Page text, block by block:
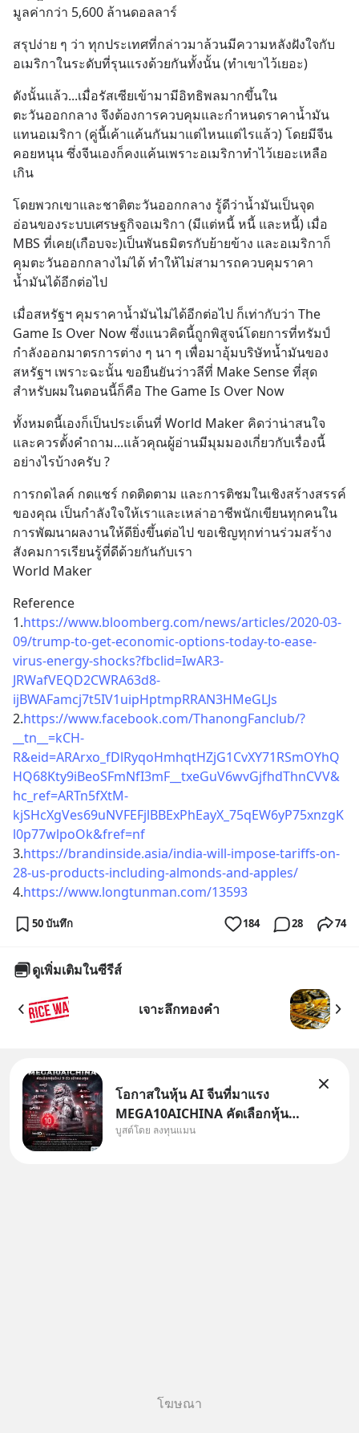
มูลค่ากว่า 5,600 ล้านดอลลาร์
สรุปง่าย ๆ ว่า ทุกประเทศที่กล่าวมาล้วนมีความหลังฝังใจกับ
อเมริกาในระดับที่รุนแรงด้วยกันทั้งนั้น (ทำเขาไว้เยอะ)
ดังนั้นแล้ว...เมื่อรัสเซียเข้ามามีอิทธิพลมากขึ้นใน
ตะวันออกกลาง จึงต้องการควบคุมและกำหนดราคาน้ำมัน
แทนอเมริกา (คู่นี้เค้าแค้นกันมาแต่ไหนแต่ไรแล้ว) โดยมีจีน
คอยหนุน ซึ่งจีนเองก็คงแค้นเพราะอเมริกาทำไว้เยอะเหลือ
เกิน
โดยพวกเขาและชาติตะวันออกกลาง รู้ดีว่าน้ำมันเป็นจุด
อ่อนของระบบเศรษฐกิจอเมริกา (มีแต่หนี้ หนี้ และหนี้) เมื่อ
MBS ที่เคย(เกือบจะ)เป็นพันธมิตรกับย้ายข้าง และอเมริกาก็
คุมตะวันออกกลางไม่ได้ ทำให้ไม่สามารถควบคุมราคา
น้ำมันได้อีกต่อไป
เมื่อสหรัฐฯ คุมราคาน้ำมันไม่ได้อีกต่อไป ก็เท่ากับว่า The
Game Is Over Now ซึ่งแนวคิดนี้ถูกพิสูจน์โดยการที่ทรัมป์
กำลังออกมาตรการต่าง ๆ นา ๆ เพื่อมาอุ้มบริษัทน้ำมันของ
สหรัฐฯ เพราะฉะนั้น ขอยืนยันว่าวลีที่ Make Sense ที่สุด
สำหรับผมในตอนนี้ก็คือ The Game Is Over Now
ทั้งหมดนี้เองก็เป็นประเด็นที่ World Maker คิดว่าน่าสนใจ
และควรตั้งคำถาม...แล้วคุณผู้อ่านมีมุมมองเกี่ยวกับเรื่องนี้
อย่างไรบ้างครับ ?
การกดไลค์ กดแชร์ กดติดตาม และการติชมในเชิงสร้างสรรค์
ของคุณ เป็นกำลังใจให้เราและเหล่าอาชีพนักเขียนทุกคนใน
การพัฒนาผลงานให้ดียิ่งขึ้นต่อไป ขอเชิญทุกท่านร่วมสร้าง
สังคมการเรียนรู้ที่ดีด้วยกันกับเรา
World Maker
Reference
1.https://www.bloomberg.com/news/articles/2020-03-
09/trump-to-get-economic-options-today-to-ease-
virus-energy-shocks?fbclid=IwAR3-
JRWafVEQD2CWRA63d8-
ijBWAFamcj7t5IV1uipHptmpRRAN3HMeGLJs
2.https://www.facebook.com/ThanongFanclub/?
__tn__=kCH-
R&eid=ARArxo_fDlRyqoHmhqtHZjG1CvXY71RSmOYhQ
HQ68Kty9iBeoSFmNfI3mF__txeGuV6wvGjfhdThnCVV&
hc_ref=ARTn5fXtM-
kjSHcXgVes69uNVFEFjlBBExPhEayX_75qEW6yP75xnzgK
l0p77wlpoOk&fref=nf
3.https://brandinside.asia/india-will-impose-tariffs-on-
28-us-products-including-almonds-and-apples/
4.https://www.longtunman.com/13593
50 บันทึก 184 28 74
ดูเพิ่มเติมในซีรีส์
เจาะลึกทองคำ
โอกาสในหุ้น AI จีนที่มาแรง
MEGA10AICHINA คัดเลือกหุ้น
ใหม่ 9 ตัว เข้ากองทุน.. ครอบคลุม
บูสต์โดย ลงทุนแมน
โฆษณา